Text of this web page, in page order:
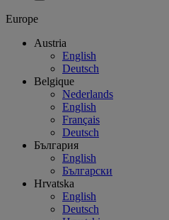
Europe
Austria
English
Deutsch
Belgique
Nederlands
English
Français
Deutsch
България
English
Български
Hrvatska
English
Deutsch